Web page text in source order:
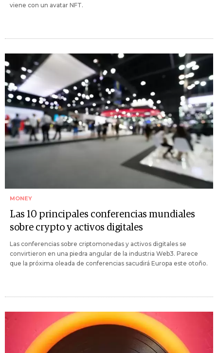
viene con un avatar NFT.
MONEY
Las 10 principales conferencias mundiales
sobre crypto y activos digitales
Las conferencias sobre criptomonedas y activos digitales se
convirtieron en una piedra angular de la industria Web3. Parece
que la próxima oleada de conferencias sacudirá Europa este otoño.